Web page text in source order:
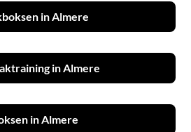
in Almere
in Almere
in Almere